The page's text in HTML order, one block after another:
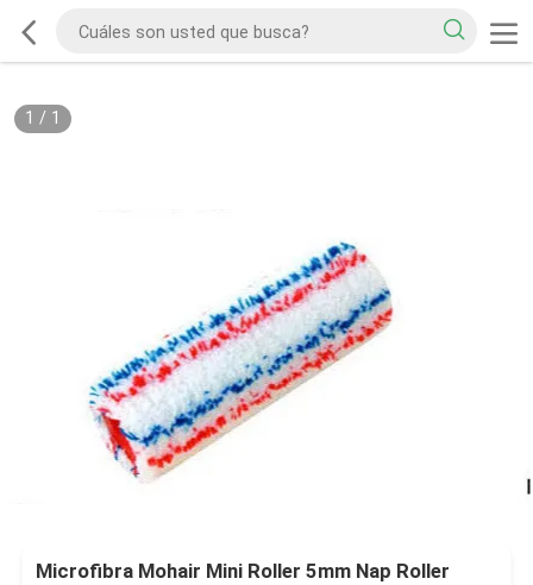
1 / 1
Microfibra Mohair Mini Roller 5mm Nap Roller